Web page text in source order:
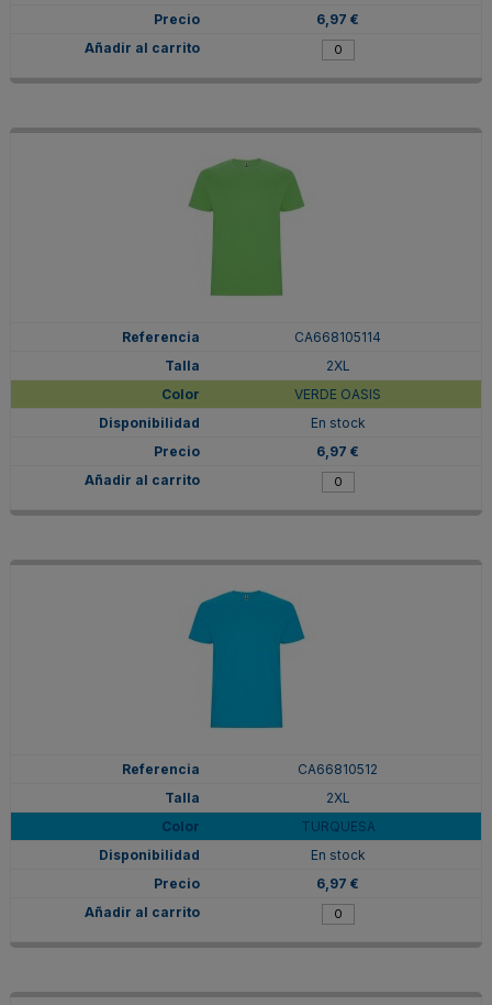
6,97 €
CA668105114
2XL
VERDE OASIS
En stock
6,97 €
CA66810512
2XL
TURQUESA
En stock
6,97 €